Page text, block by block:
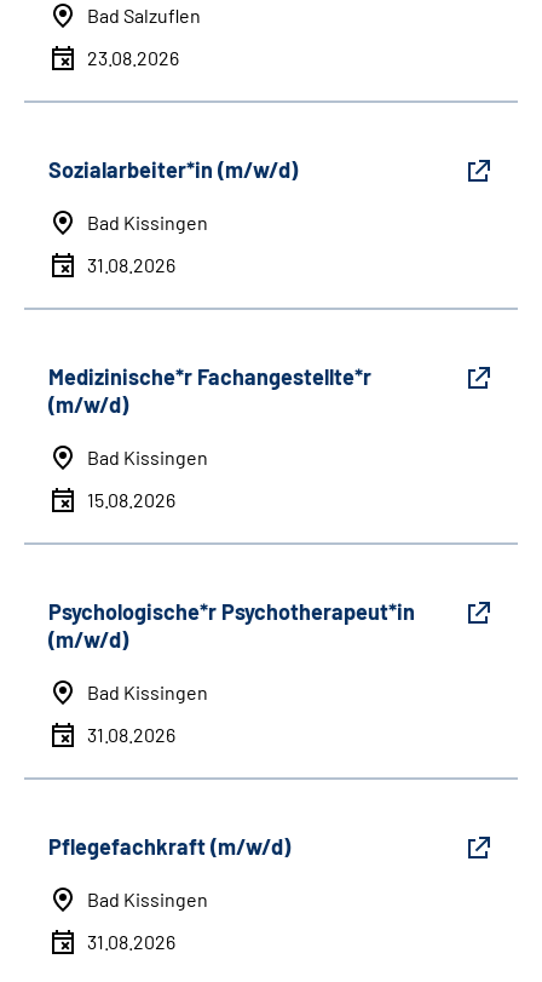
Bad Salzuflen
23.08.2026
Sozialarbeiter*in (m/w/d)
Bad Kissingen
31.08.2026
Medizinische*r Fachangestellte*r
(m/w/d)
Bad Kissingen
15.08.2026
Psychologische*r Psychotherapeut*in
(m/w/d)
Bad Kissingen
31.08.2026
Pflegefachkraft (m/w/d)
Bad Kissingen
31.08.2026